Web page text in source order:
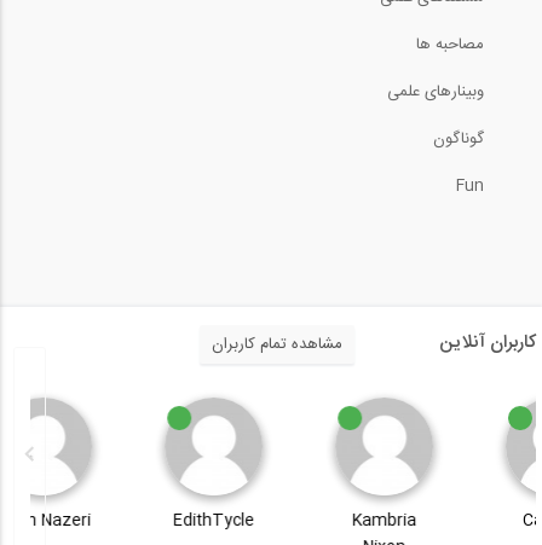
مصاحبه ها
وبینارهای علمی
گوناگون
Fun
کاربران آنلاین مشاهده تمام کاربران
Kambria
EdithTycle
Amin Nazeri